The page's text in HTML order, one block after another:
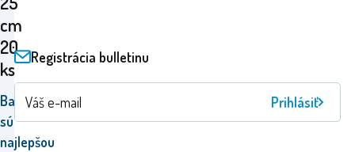
cm
20
ks
Balóny
sú
najlepšou
Registrácia bulletinu
Prihlásiť